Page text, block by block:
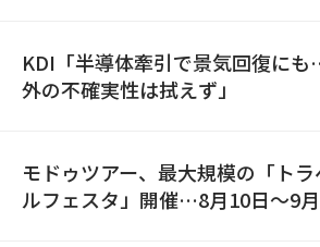
KDI「半導体牽引で景気回復に
外の不確実性は拭えず」
モドゥツアー、最大規模の「トラ
ルフェスタ」開催…8月10日～9